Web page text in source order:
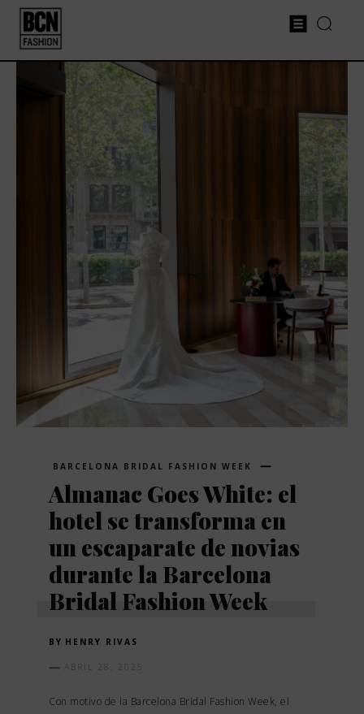
BARCELONA BRIDAL FASHION WEEK
Almanac Goes White: el
hotel se transforma en
un escaparate de novias
durante la Barcelona
Bridal Fashion Week
BY HENRY RIVAS
ABRIL 28, 2025
Con motivo de la Barcelona Bridal Fashion Week, el